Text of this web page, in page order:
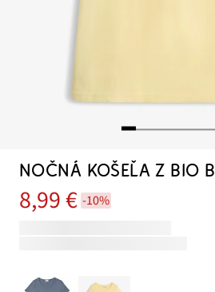
NOČNÁ KOŠEĽA Z BIO
8,99 € -10%